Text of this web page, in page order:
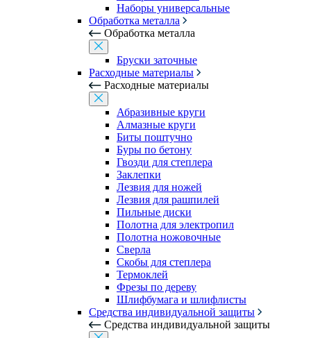
Наборы универсальные
Обработка металла
Обработка металла
Бруски заточные
Расходные материалы
Расходные материалы
Абразивные круги
Алмазные круги
Биты поштучно
Буры по бетону
Гвозди для степлера
Заклепки
Лезвия для ножей
Лезвия для рашпилей
Пильные диски
Полотна для электропил
Полотна ножовочные
Сверла
Скобы для степлера
Термоклей
Фрезы по дереву
Шлифбумага и шлифлисты
Средства индивидуальной защиты
Средства индивидуальной защиты